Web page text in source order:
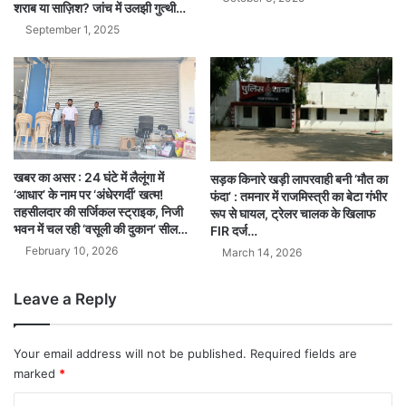
शराब या साज़िश? जांच में उलझी गुत्थी…
September 1, 2025
खबर का असर : 24 घंटे में लैलूंगा में
‘आधार’ के नाम पर ‘अंधेरगर्दी’ खत्म!
तहसीलदार की सर्जिकल स्ट्राइक, निजी
भवन में चल रही ‘वसूली की दुकान’ सील…
February 10, 2026
सड़क किनारे खड़ी लापरवाही बनी ‘मौत का
फंदा’ : तमनार में राजमिस्त्री का बेटा गंभीर
रूप से घायल, ट्रेलर चालक के खिलाफ
FIR दर्ज…
March 14, 2026
Leave a Reply
Your email address will not be published. Required fields are
marked *